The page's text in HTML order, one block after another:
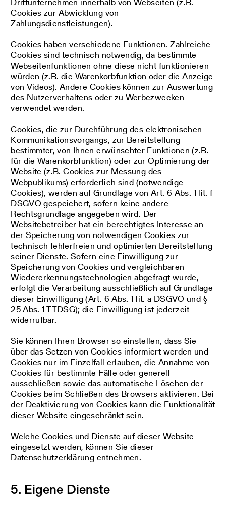
Cookies zur Abwicklung von
Zahlungsdienstleistungen).
Cookies haben verschiedene Funktionen. Zahlreiche
Cookies sind technisch notwendig, da bestimmte
Webseitenfunktionen ohne diese nicht funktionieren
würden (z.B. die Warenkorbfunktion oder die Anzeige
von Videos). Andere Cookies können zur Auswertung
des Nutzerverhaltens oder zu Werbezwecken
verwendet werden.
Cookies, die zur Durchführung des elektronischen
Kommunikationsvorgangs, zur Bereitstellung
bestimmter, von Ihnen erwünschter Funktionen (z.B.
für die Warenkorbfunktion) oder zur Optimierung der
Website (z.B. Cookies zur Messung des
Webpublikums) erforderlich sind (notwendige
Cookies), werden auf Grundlage von Art. 6 Abs. 1 lit. f
DSGVO gespeichert, sofern keine andere
Rechtsgrundlage angegeben wird. Der
Websitebetreiber hat ein berechtigtes Interesse an
der Speicherung von notwendigen Cookies zur
technisch fehlerfreien und optimierten Bereitstellung
seiner Dienste. Sofern eine Einwilligung zur
Speicherung von Cookies und vergleichbaren
Wiedererkennungstechnologien abgefragt wurde,
erfolgt die Verarbeitung ausschließlich auf Grundlage
dieser Einwilligung (Art. 6 Abs. 1 lit. a DSGVO und §
25 Abs. 1 TTDSG); die Einwilligung ist jederzeit
widerrufbar.
Sie können Ihren Browser so einstellen, dass Sie
über das Setzen von Cookies informiert werden und
Cookies nur im Einzelfall erlauben, die Annahme von
Cookies für bestimmte Fälle oder generell
ausschließen sowie das automatische Löschen der
Cookies beim Schließen des Browsers aktivieren. Bei
der Deaktivierung von Cookies kann die Funktionalität
dieser Website eingeschränkt sein.
Welche Cookies und Dienste auf dieser Website
eingesetzt werden, können Sie dieser
Datenschutzerklärung entnehmen.
5. Eigene Dienste